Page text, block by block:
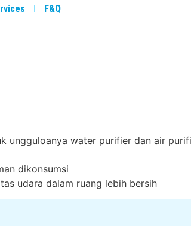
F&Q
ungguloanya water purifier dan air
dikonsumsi
udara dalam ruang lebih bersih